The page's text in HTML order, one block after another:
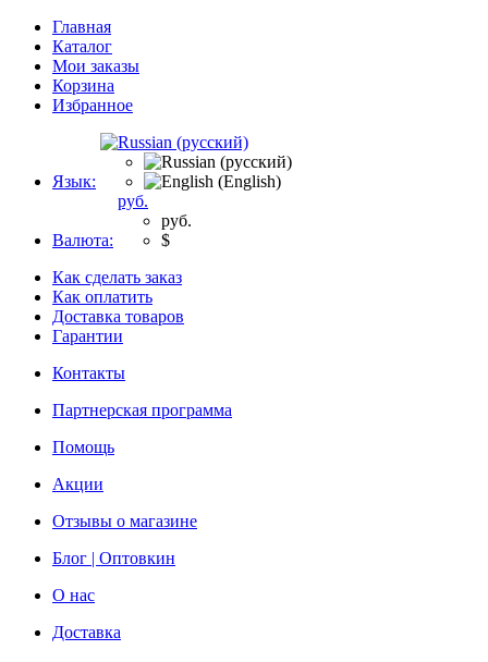
Главная
Каталог
Мои заказы
Корзина
Избранное
Язык:
Валюта:
руб.
руб.
$
Как сделать заказ
Как оплатить
Доставка товаров
Гарантии
Контакты
Партнерская программа
Помощь
Акции
Отзывы о магазине
Блог | Оптовкин
О нас
Доставка